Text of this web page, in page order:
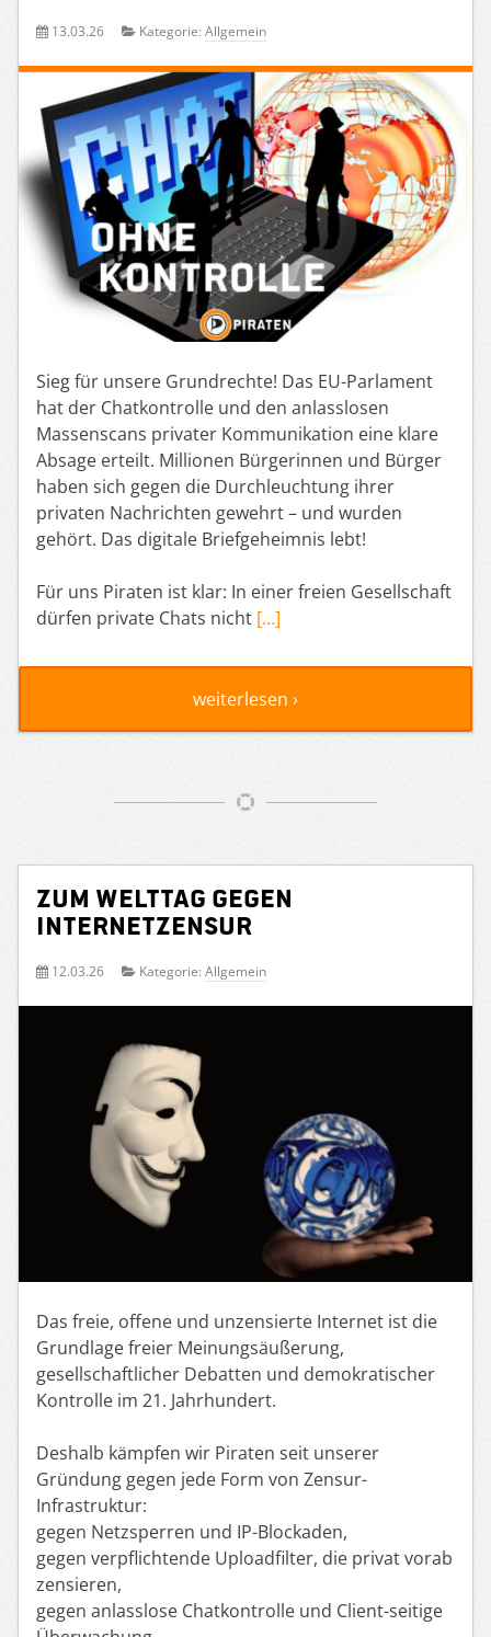
13.03.26 Kategorie: Allgemein
Sieg für unsere Grundrechte! Das EU-Parlament
hat der Chatkontrolle und den anlasslosen
Massenscans privater Kommunikation eine klare
Absage erteilt. Millionen Bürgerinnen und Bürger
haben sich gegen die Durchleuchtung ihrer
privaten Nachrichten gewehrt – und wurden
gehört. Das digitale Briefgeheimnis lebt!
Für uns Piraten ist klar: In einer freien Gesellschaft
dürfen private Chats nicht […]
weiterlesen ›
Zum Welttag gegen
Internetzensur
12.03.26 Kategorie: Allgemein
Das freie, offene und unzensierte Internet ist die
Grundlage freier Meinungsäußerung,
gesellschaftlicher Debatten und demokratischer
Kontrolle im 21. Jahrhundert.
Deshalb kämpfen wir Piraten seit unserer
Gründung gegen jede Form von Zensur-
Infrastruktur:
gegen Netzsperren und IP-Blockaden,
gegen verpflichtende Uploadfilter, die privat vorab
zensieren,
gegen anlasslose Chatkontrolle und Client-seitige